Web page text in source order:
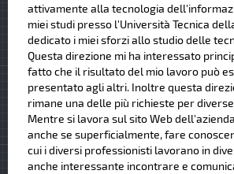
attivamente alla tecnologia
miei studi presso l'Università Tecnica
dedicato i miei sforzi allo studio delle
Questa direzione mi ha interessato
fatto che il risultato del mio lavoro può
presentato agli altri. Inoltre questa
rimane una delle più richieste per
Mentre si lavora sul sito Web
anche se superficialmente, fare
cui i diversi professionisti lavorano in
anche interessante incontrare e